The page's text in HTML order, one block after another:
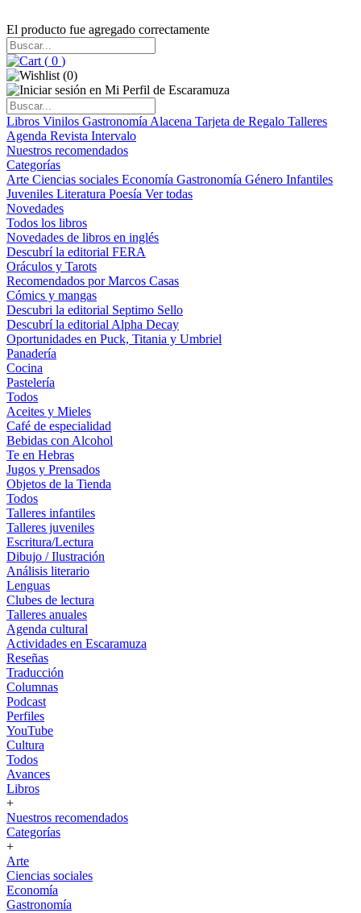
El producto fue agregado correctamente
( 0 )
(0)
Libros Vinilos Gastronomía Alacena Tarjeta de Regalo Talleres
Agenda Revista Intervalo
Nuestros recomendados
Categorías
Arte Ciencias sociales Economía Gastronomía Género Infantiles
Juveniles Literatura Poesía Ver todas
Novedades
Todos los libros
Novedades de libros en inglés
Descubrí la editorial FERA
Oráculos y Tarots
Recomendados por Marcos Casas
Cómics y mangas
Descubri la editorial Septimo Sello
Descubrí la editorial Alpha Decay
Oportunidades en Puck, Titania y Umbriel
Panadería
Cocina
Pastelería
Todos
Aceites y Mieles
Café de especialidad
Bebidas con Alcohol
Te en Hebras
Jugos y Prensados
Objetos de la Tienda
Todos
Talleres infantiles
Talleres juveniles
Escritura/Lectura
Dibujo / Ilustración
Análisis literario
Lenguas
Clubes de lectura
Talleres anuales
Agenda cultural
Actividades en Escaramuza
Reseñas
Traducción
Columnas
Podcast
Perfiles
YouTube
Cultura
Todos
Avances
Libros
+
Nuestros recomendados
Categorías
+
Arte
Ciencias sociales
Economía
Gastronomía